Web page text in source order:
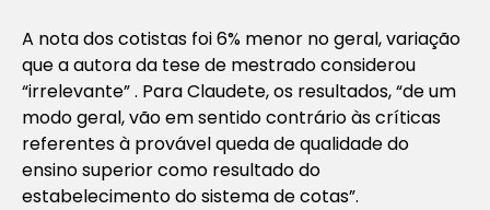
A nota dos cotistas foi 6% menor no geral, variação
que a autora da tese de mestrado considerou
“irrelevante” . Para Claudete, os resultados, “de um
modo geral, vão em sentido contrário às críticas
referentes à provável queda de qualidade do
ensino superior como resultado do
estabelecimento do sistema de cotas”.